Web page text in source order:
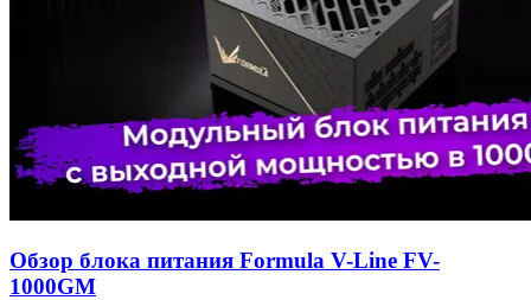
Обзор блока питания Formula V-Line FV-
1000GM